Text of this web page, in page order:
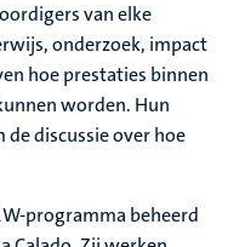
van elke
onderzoek, impact
hoe prestaties binnen
worden. Hun
discussie over hoe
programma beheerd